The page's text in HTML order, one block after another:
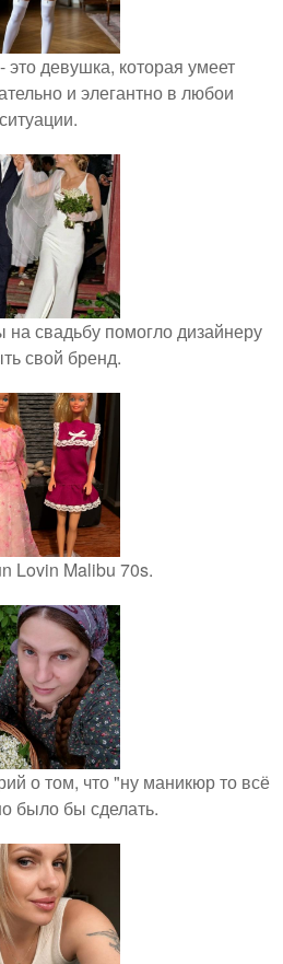
девушка, которая умеет
и элегантно в любои
ситуации.
на свадьбу помогло дизайнеру
свой бренд.
Lovin Malibu 70s.
о том, что "ну маникюр то всё
было бы сделать.